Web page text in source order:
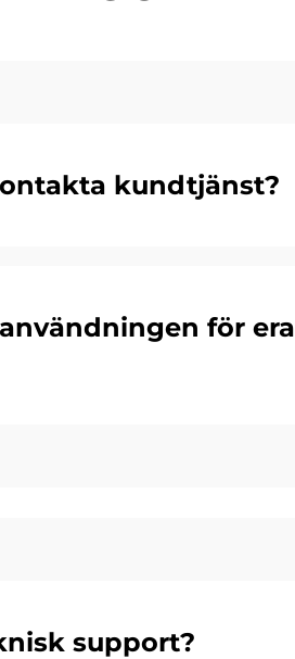
kundtjänst?
för era
support?